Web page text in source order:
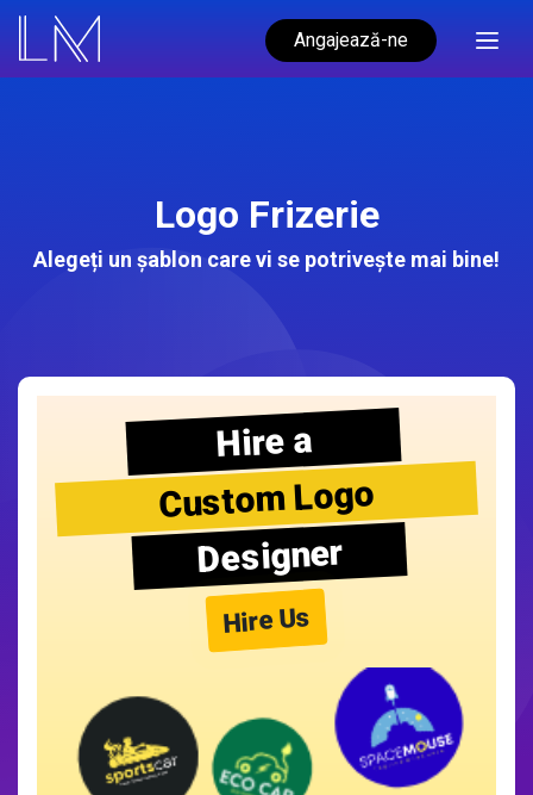
Angajează-ne
Logo Frizerie
Alegeți un șablon care vi se potrivește mai bine!
Hire a
Custom Logo
Designer
Hire Us